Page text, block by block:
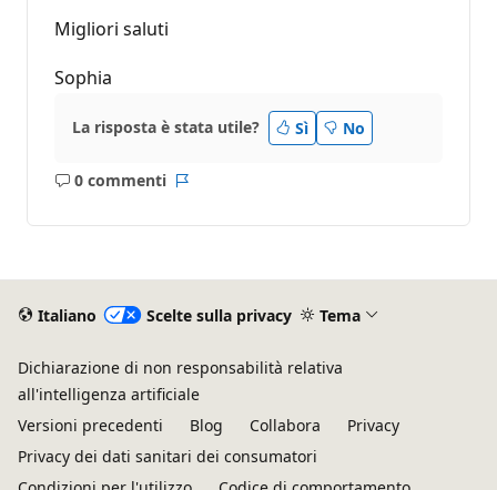
Migliori saluti
Sophia
La risposta è stata utile? Sì No
0 commenti
Nessun
Italiano Scelte sulla privacy Tema
Dichiarazione di non responsabilità relativa
all'intelligenza artificiale
Versioni precedenti
Blog Collabora
Privacy
Privacy dei dati sanitari dei consumatori